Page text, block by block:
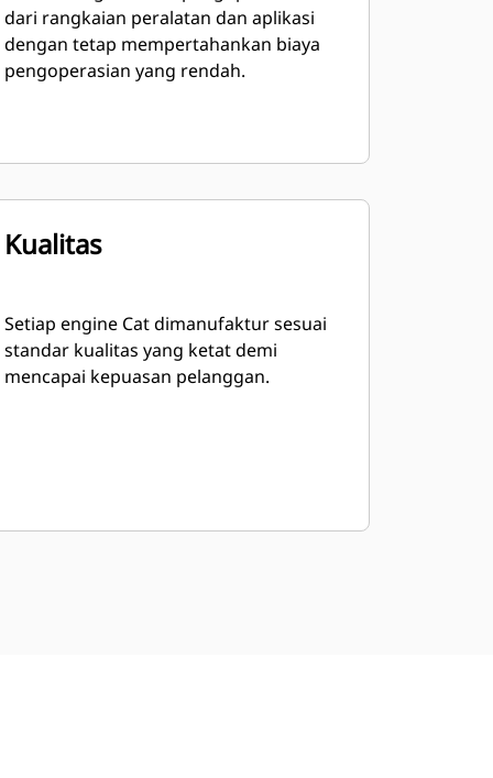
dari rangkaian peralatan dan aplikasi
dengan tetap mempertahankan biaya
pengoperasian yang rendah.
Kualitas
Setiap engine Cat dimanufaktur sesuai
standar kualitas yang ketat demi
mencapai kepuasan pelanggan.